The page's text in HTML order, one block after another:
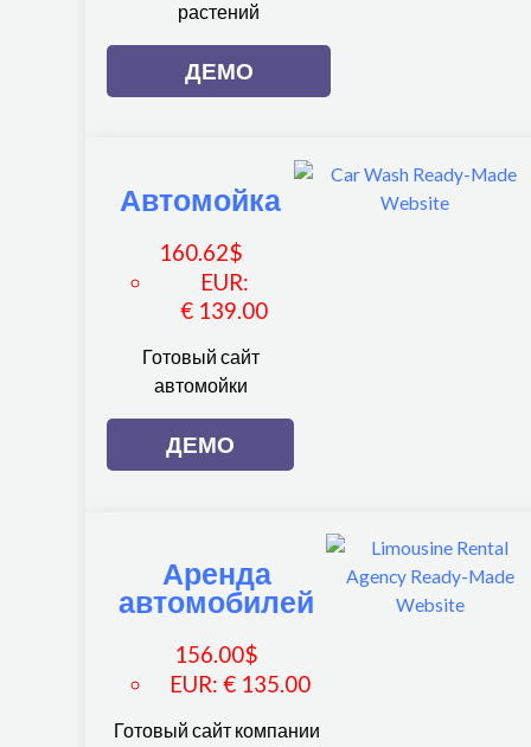
растений
ДЕМО
Автомойка
160.62$
EUR:
€ 139.00
Готовый сайт
автомойки
ДЕМО
Аренда
автомобилей
156.00$
EUR:€ 135.00
Готовый сайт компании